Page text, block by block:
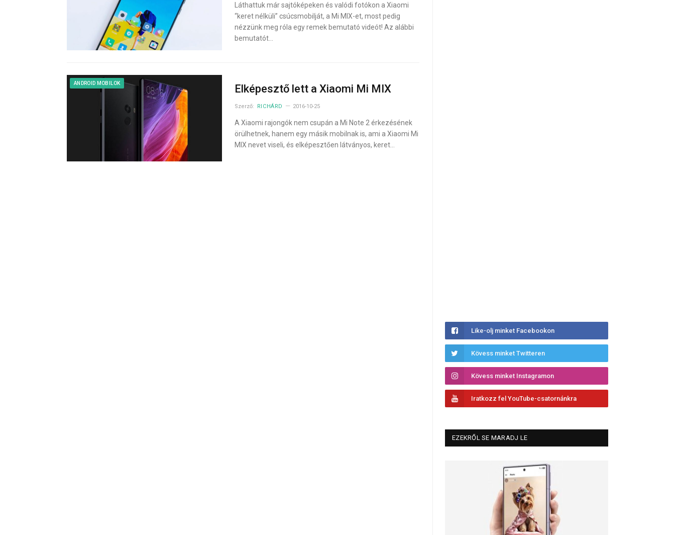
Láthattuk már sajtóképeken és valódi fotókon a Xiaomi
“keret nélküli” csúcsmobilját, a Mi MIX-et, most pedig
nézzünk meg róla egy remek bemutató videót! Az alábbi
bemutatót…
ANDROID MOBILOK Elképesztő lett a Xiaomi Mi MIX
Szerző: RICHÁRD 2016-10-25
A Xiaomi rajongók nem csupán a Mi Note 2 érkezésének
örülhetnek, hanem egy másik mobilnak is, ami a Xiaomi Mi
MIX nevet viseli, és elképesztően látványos, keret…
Like-olj minket Facebookon
Kövess minket Twitteren
Kövess minket Instagramon
Iratkozz fel YouTube-csatornánkra
EZEKRŐL SE MARADJ LE